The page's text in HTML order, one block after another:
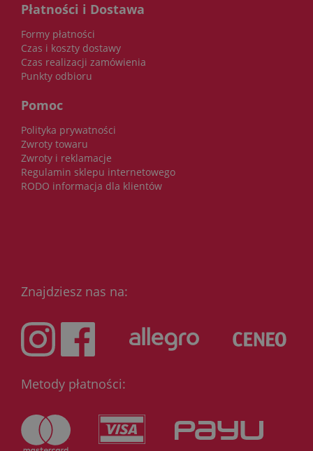
Płatności i Dostawa
Formy płatności
Czas i koszty dostawy
Czas realizacji zamówienia
Punkty odbioru
Pomoc
Polityka prywatności
Zwroty towaru
Zwroty i reklamacje
Regulamin sklepu internetowego
RODO informacja dla klientów
Znajdziesz nas na:
Metody płatności: